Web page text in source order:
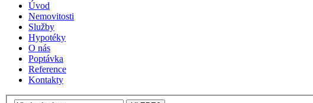
Úvod
Nemovitosti
Služby
Hypotéky
O nás
Poptávka
Reference
Kontakty